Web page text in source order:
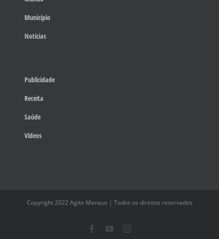
Município
Notícias
Publicidade
Receita
Saúde
Vídeos
Copyright 2022 Agite Manaus | Todos os direitos reservados
FacebookYouTubeInstagram